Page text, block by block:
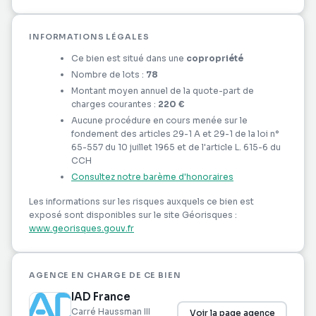
INFORMATIONS LÉGALES
Ce bien est situé dans une copropriété
Nombre de lots : 78
Montant moyen annuel de la quote-part de
charges courantes : 220 €
Aucune procédure en cours menée sur le
fondement des articles 29-1 A et 29-1 de la loi n°
65-557 du 10 juillet 1965 et de l'article L. 615-6 du
CCH
Consultez notre barème d'honoraires
Les informations sur les risques auxquels ce bien est
exposé sont disponibles sur le site Géorisques :
www.georisques.gouv.fr
AGENCE EN CHARGE DE CE BIEN
IAD France
Carré Haussman III
Voir la page agence